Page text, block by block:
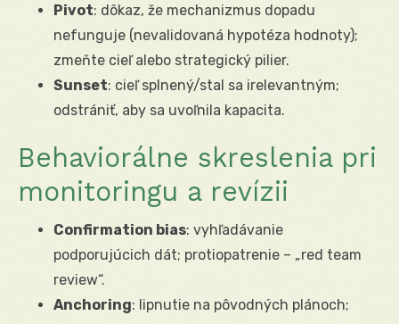
Pivot: dôkaz, že mechanizmus dopadu
nefunguje (nevalidovaná hypotéza hodnoty);
zmeňte cieľ alebo strategický pilier.
Sunset: cieľ splnený/stal sa irelevantným;
odstrániť, aby sa uvoľnila kapacita.
Behaviorálne skreslenia pri
monitoringu a revízii
Confirmation bias: vyhľadávanie
podporujúcich dát; protiopatrenie – „red team
review“.
Anchoring: lipnutie na pôvodných plánoch;